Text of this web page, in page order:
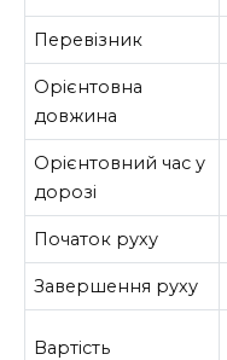
Перевізник
Орієнтовна
довжина
Орієнтовний час у
дорозі
Початок руху
Завершення руху
Вартість